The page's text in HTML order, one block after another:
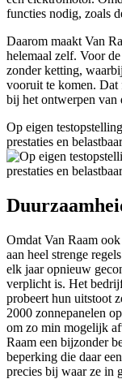
functies nodig, zoals
Daarom maakt Van
helemaal zelf. Voor
zonder ketting,
vooruit te komen. Dat
bij het ontwerpen van
Op eigen
prestaties en
Omdat Van Raam
aan heel strenge
elk jaar opnieuw
verplicht is. Het
probeert hun uitstoot
2000 zonnepanelen
om zo min mogelijk
Raam een bijzonder
beperking die daar
precies bij waar ze in